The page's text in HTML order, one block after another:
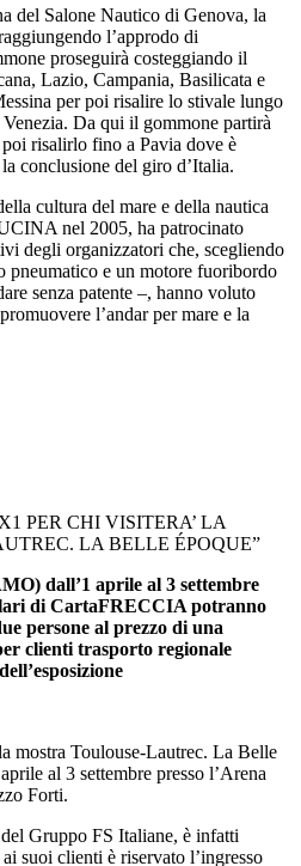
del Salone Nautico di Genova, la
l’approdo di
proseguirà costeggiando il
Lazio, Campania, Basilicata e
per poi risalire lo stivale lungo
Da qui il gommone partirà
risalirlo fino a Pavia dove è
conclusione del giro d’Italia.
cultura del mare e della nautica
nel 2005, ha patrocinato
degli organizzatori che, scegliendo
pneumatico e un motore fuoribordo
senza patente –, hanno voluto
l’andar per mare e la
PER CHI VISITERA’ LA
LA BELLE ÉPOQUE”
dall’1 aprile al 3 settembre
di CartaFRECCIA potranno
persone al prezzo di una
clienti trasporto regionale
mostra Toulouse-Lautrec. La Belle
al 3 settembre presso l’Arena
Forti.
Gruppo FS Italiane, è infatti
suoi clienti è riservato l’ingresso